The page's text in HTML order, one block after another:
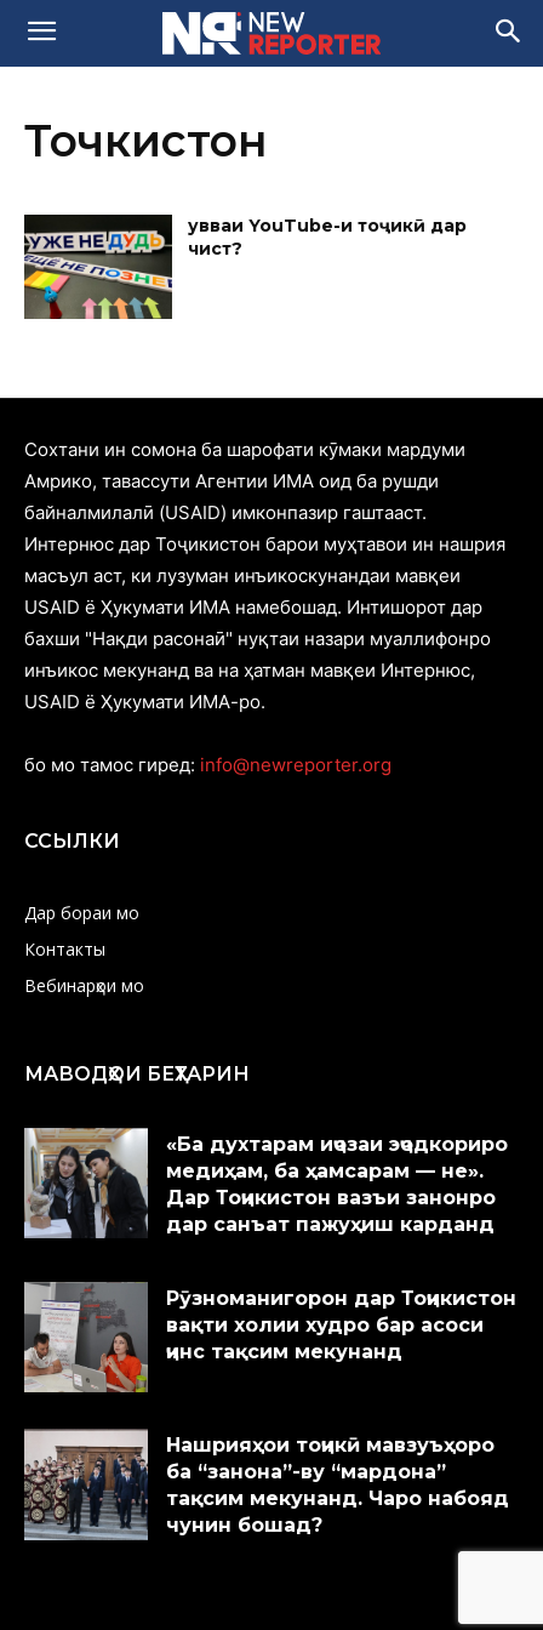
Точкистон
Қувваи YouTube-и тоҷикӣ дар
чист?
Cохтани ин сомона ба шарофати кӯмаки мардуми
Амрико, тавассути Агентии ИМА оид ба рушди
байналмилалӣ (USAID) имконпазир гаштааст.
Интернюс дар Тоҷикистон барои муҳтавои ин нашрия
масъул аст, ки лузуман инъикоскунандаи мавқеи
USAID ё Ҳукумати ИМА намебошад. Интишорот дар
бахши "Нақди расонаӣ" нуқтаи назари муаллифонро
инъикос мекунанд ва на ҳатман мавқеи Интернюс,
USAID ё Ҳукумати ИМА-ро.
бо мо тамос гиред: info@newreporter.org
ССЫЛКИ
Дар бораи мо
Контакты
Вебинарҳои мо
МАВОДҲОИ БЕҲТАРИН
«Ба духтарам иҷозаи эҷодкориро
медиҳам, ба ҳамсарам — не».
Дар Тоҷикистон вазъи занонро
дар санъат пажуҳиш карданд
Рӯзноманигорон дар Тоҷикистон
вақти холии худро бар асоси
ҷинс тақсим мекунанд
Нашрияҳои тоҷикӣ мавзуъҳоро
ба “занона”-ву “мардона”
тақсим мекунанд. Чаро набояд
чунин бошад?